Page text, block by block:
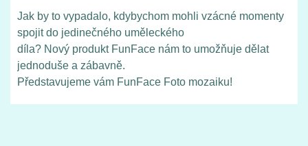
Jak by to vypadalo, kdybychom mohli vzácné momenty
spojit do jedinečného uměleckého
díla? Nový produkt FunFace nám to umožňuje dělat
jednoduše a zábavně.
Představujeme vám FunFace Foto mozaiku!